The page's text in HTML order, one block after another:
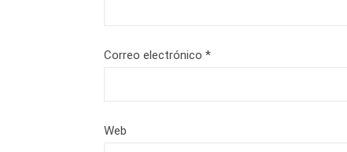
Correo electrónico *
Web